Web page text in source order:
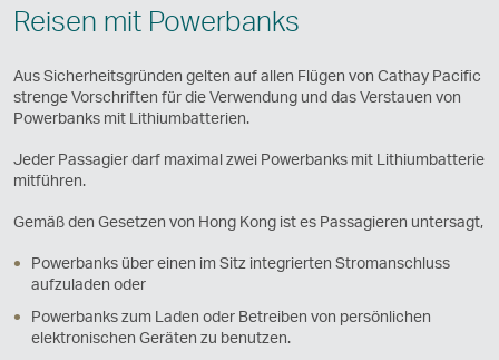
Reisen mit Powerbanks
Aus Sicherheitsgründen gelten auf allen Flügen von Cathay Pacific
strenge Vorschriften für die Verwendung und das Verstauen von
Powerbanks mit Lithiumbatterien.
Jeder Passagier darf maximal zwei Powerbanks mit Lithiumbatterie
mitführen.
Gemäß den Gesetzen von Hong Kong ist es Passagieren untersagt,
Powerbanks über einen im Sitz integrierten Stromanschluss
aufzuladen oder
Powerbanks zum Laden oder Betreiben von persönlichen
elektronischen Geräten zu benutzen.